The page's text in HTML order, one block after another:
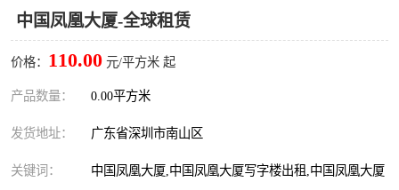
中国凤凰大厦-全球租赁
价格： 110.00 元/平方米 起
产品数量： 0.00平方米
发货地址： 广东省深圳市南山区
关键词：
中国凤凰大厦,中国凤凰大厦写字楼出租,中国凤凰大厦
福田华强北
南山后海